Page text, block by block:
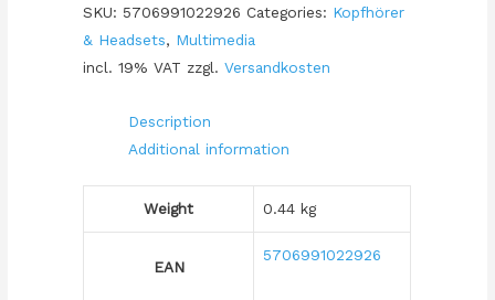
Stereo
UC
+
C,
quantity
SKU: 5706991022926 Categories: Kopfhörer
& Headsets, Multimedia
incl. 19% VAT zzgl.Versandkosten
Description
Additional information
Weight 0.44 kg
EAN
5706991022926